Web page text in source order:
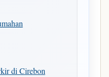
di Cirebon